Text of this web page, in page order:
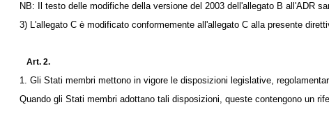
NB: Il testo delle modifiche della versione del 2003 dell'allegato B all'ADR
3) L'allegato C è modificato conformemente all'allegato C alla presente
Art. 2.
1. Gli Stati membri mettono in vigore le disposizioni legislative,
Quando gli Stati membri adottano tali disposizioni, queste contengono un